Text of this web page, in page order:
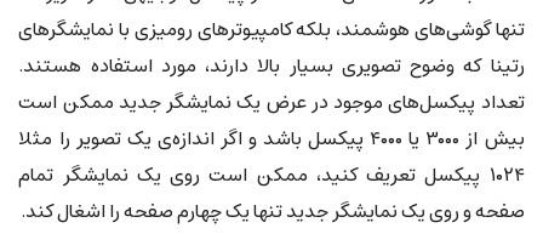
تنها گوشی‌های هوشمند، بلکه کامپیوترهای رومیزی با نمایشگرهای
رتینا که وضوح تصویری بسیار بالا دارند، مورد استفاده هستند.
تعداد پیکسل‌های موجود در عرض یک نمایشگر جدید ممکن است
بیش از ۳۰۰۰ یا ۴۰۰۰ پیکسل باشد و اگر اندازه‌ی یک تصویر را مثلا
۱۰۲۴ پیکسل تعریف کنید، ممکن است روی یک نمایشگر تمام
صفحه و روی یک نمایشگر جدید تنها یک چهارم صفحه را اشغال کند.